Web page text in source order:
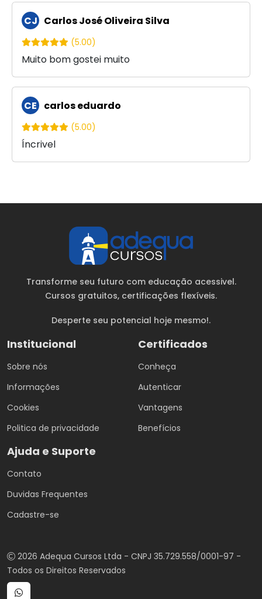
CJ Carlos José Oliveira Silva
(5.00)
Muito bom gostei muito
CE carlos eduardo
(5.00)
Íncrivel
Transforme seu futuro com educação acessivel.
Cursos gratuitos, certificações flexíveis.
Desperte seu potencial hoje mesmo!.
Institucional
Sobre nós
Informações
Cookies
Politica de privacidade
Certificados
Conheça
Autenticar
Vantagens
Benefícios
Ajuda e Suporte
Contato
Duvidas Frequentes
Cadastre-se
2026 Adequa Cursos Ltda - CNPJ 35.729.558/0001-97 -
Todos os Direitos Reservados